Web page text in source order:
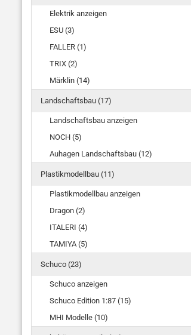
Elektrik anzeigen
ESU (3)
FALLER (1)
TRIX (2)
Märklin (14)
Landschaftsbau (17)
Landschaftsbau anzeigen
NOCH (5)
Auhagen Landschaftsbau (12)
Plastikmodellbau (11)
Plastikmodellbau anzeigen
Dragon (2)
ITALERI (4)
TAMIYA (5)
Schuco (23)
Schuco anzeigen
Schuco Edition 1:87 (15)
MHI Modelle (10)